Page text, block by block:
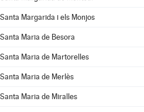
Santa Margarida i els Monjos
Santa Maria de Besora
Santa Maria de Martorelles
Santa Maria de Merlès
Santa Maria de Miralles